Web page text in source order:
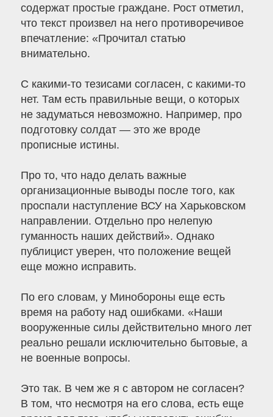
содержат простые граждане. Рост отметил,
что текст произвел на него противоречивое
впечатление: «Прочитал статью
внимательно.
С какими-то тезисами согласен, с какими-то
нет. Там есть правильные вещи, о которых
не задуматься невозможно. Например, про
подготовку солдат — это же вроде
прописные истины.
Про то, что надо делать важные
организационные выводы после того, как
проспали наступление ВСУ на Харьковском
направлении. Отдельно про нелепую
гуманность наших действий». Однако
публицист уверен, что положение вещей
еще можно исправить.
По его словам, у Минобороны еще есть
время на работу над ошибками. «Наши
вооруженные силы действительно много лет
реально решали исключительно бытовые, а
не военные вопросы.
Это так. В чем же я с автором не согласен?
В том, что несмотря на его слова, есть еще